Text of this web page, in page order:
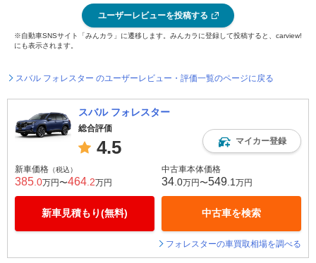
ユーザーレビューを投稿する
※自動車SNSサイト「みんカラ」に遷移します。みんカラに登録して投稿すると、carview!
にも表示されます。
スバル フォレスター のユーザーレビュー・評価一覧のページに戻る
スバル フォレスター
総合評価
4.5 マイカー登録
新車価格 （税込）
385 .0万円〜464 .2万円
新車見積もり(無料)
中古車本体価格
34 .0万円〜549 .1 万円
中古車を検索
フォレスターの車買取相場を調べる